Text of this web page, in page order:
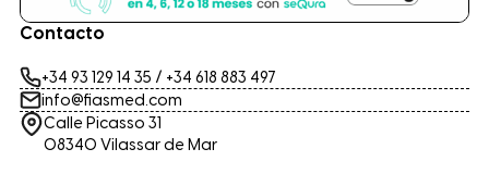
Contacto
+34 93 129 14 35 / +34 618 883 497
info@fiasmed.com
Calle Picasso 31
08340 Vilassar de Mar